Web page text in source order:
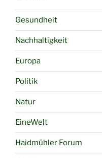
Gesundheit
Nachhaltigkeit
Europa
Politik
Natur
EineWelt
Haidmühler Forum